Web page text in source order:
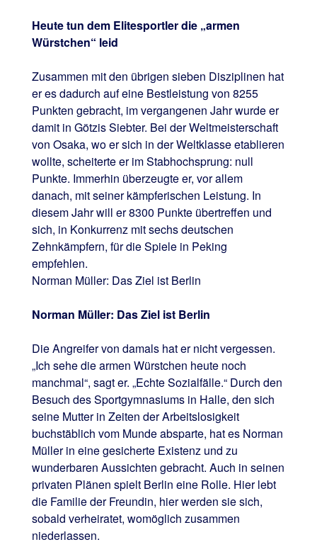
Heute tun dem Elitesportler die „armen
Würstchen“ leid
Zusammen mit den übrigen sieben Disziplinen hat
er es dadurch auf eine Bestleistung von 8255
Punkten gebracht, im vergangenen Jahr wurde er
damit in Götzis Siebter. Bei der Weltmeisterschaft
von Osaka, wo er sich in der Weltklasse etablieren
wollte, scheiterte er im Stabhochsprung: null
Punkte. Immerhin überzeugte er, vor allem
danach, mit seiner kämpferischen Leistung. In
diesem Jahr will er 8300 Punkte übertreffen und
sich, in Konkurrenz mit sechs deutschen
Zehnkämpfern, für die Spiele in Peking
empfehlen.
Norman Müller: Das Ziel ist Berlin
Norman Müller: Das Ziel ist Berlin
Die Angreifer von damals hat er nicht vergessen.
„Ich sehe die armen Würstchen heute noch
manchmal“, sagt er. „Echte Sozialfälle.“ Durch den
Besuch des Sportgymnasiums in Halle, den sich
seine Mutter in Zeiten der Arbeitslosigkeit
buchstäblich vom Munde absparte, hat es Norman
Müller in eine gesicherte Existenz und zu
wunderbaren Aussichten gebracht. Auch in seinen
privaten Plänen spielt Berlin eine Rolle. Hier lebt
die Familie der Freundin, hier werden sie sich,
sobald verheiratet, womöglich zusammen
niederlassen.